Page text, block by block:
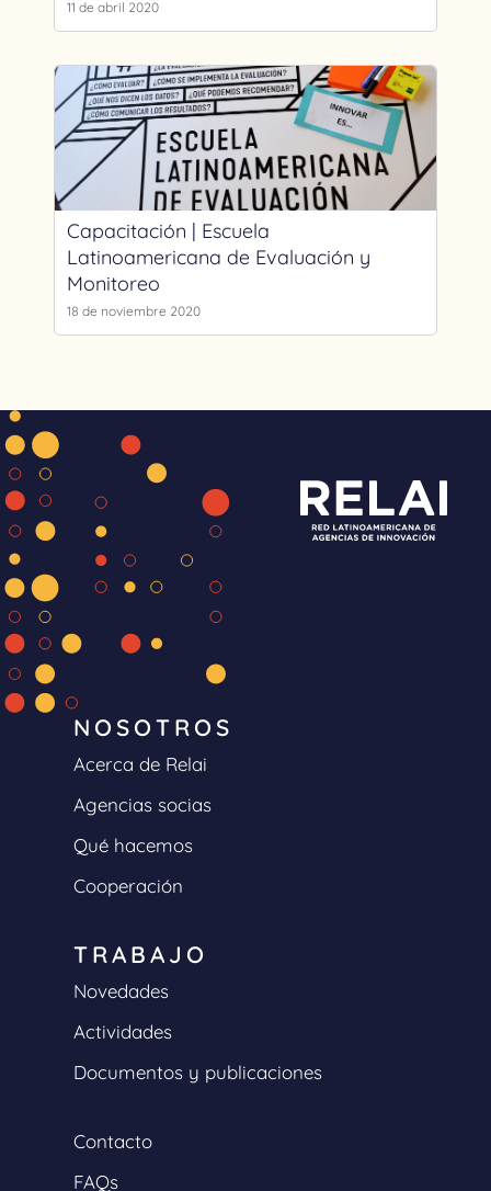
11 de abril 2020
Capacitación | Escuela
Latinoamericana de Evaluación y
Monitoreo
18 de noviembre 2020
NOSOTROS
Acerca de Relai
Agencias socias
Qué hacemos
Cooperación
TRABAJO
Novedades
Actividades
Documentos y publicaciones
Contacto
FAQs